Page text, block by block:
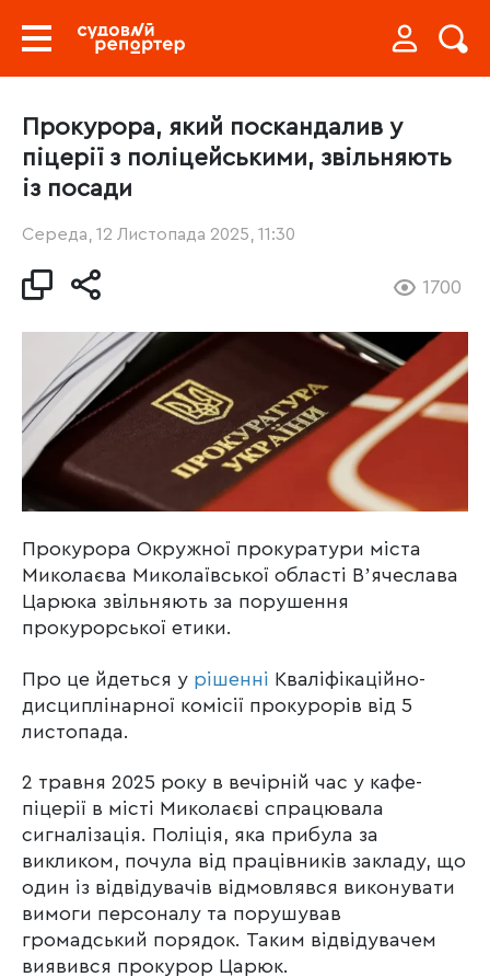
Прокурора, який поскандалив у
піцерії з поліцейськими, звільняють
із посади
Середа, 12 Листопада 2025, 11:30
1700
Прокурора Окружної прокуратури міста
Миколаєва Миколаївської області Вʼячеслава
Царюка звільняють за порушення
прокурорської етики.
Про це йдеться у рішенні Кваліфікаційно-
дисциплінарної комісії прокурорів від 5
листопада.
2 травня 2025 року в вечірній час у кафе-
піцерії в місті Миколаєві спрацювала
сигналізація. Поліція, яка прибула за
викликом, почула від працівників закладу, що
один із відвідувачів відмовлявся виконувати
вимоги персоналу та порушував
громадський порядок. Таким відвідувачем
виявився прокурор Царюк.